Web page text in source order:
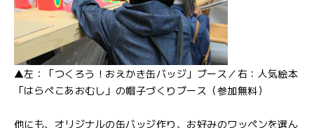
▲左：「つくろう！おえかき缶バッジ」ブース／右：人気絵本
「はらぺこあおむし」の帽子づくりブース（参加無料）
他にも、オリジナルの缶バッジ作り、お好みのワッペンを選ん